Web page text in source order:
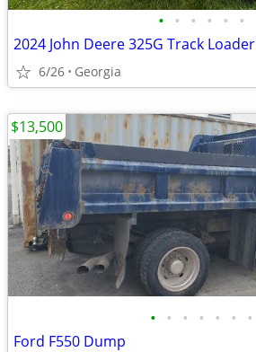
• • • • • •
2024 John Deere 325G Track Loader
6/26 Georgia
• • • • • • •
Ford F550 Dump
$13,500